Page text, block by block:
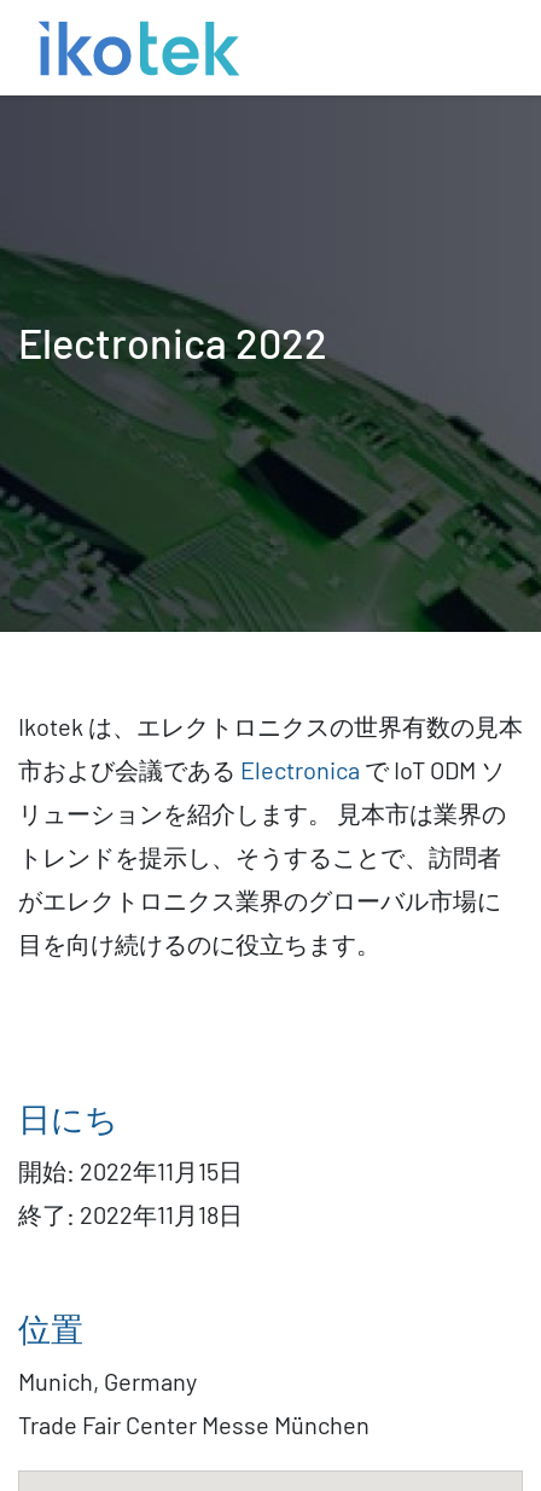
Electronica 2022
Ikotek は、エレクトロニクスの世界有数の見本
市および会議である Electronica で IoT ODM ソ
リューションを紹介します。 見本市は業界の
トレンドを提示し、そうすることで、訪問者
がエレクトロニクス業界のグローバル市場に
目を向け続けるのに役立ちます。
日にち
開始: 2022年11月15日
終了: 2022年11月18日
位置
Munich, Germany
Trade Fair Center Messe München